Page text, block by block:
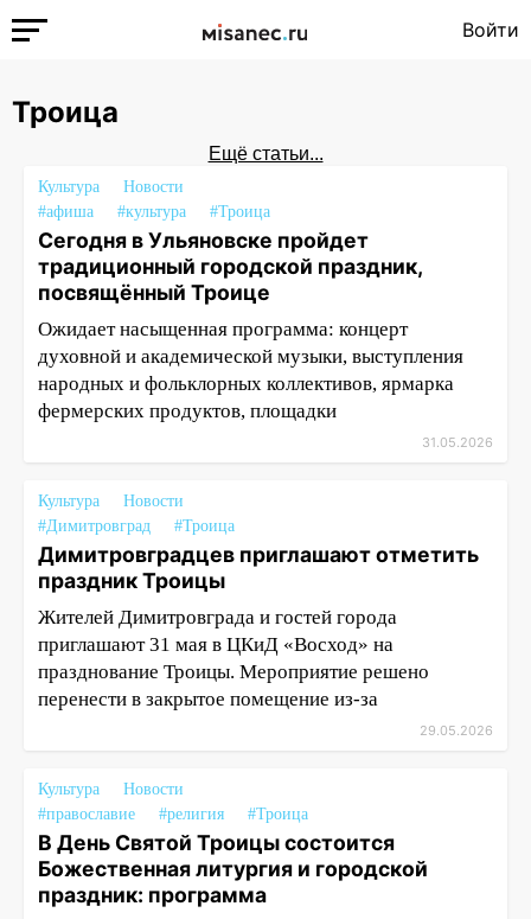
Войти
Троица
Ещё статьи...
Культура
Новости
#афиша
#культура #Троица
Сегодня в Ульяновске пройдет
традиционный городской праздник,
посвящённый Троице
Ожидает насыщенная программа: концерт
духовной и академической музыки, выступления
народных и фольклорных коллективов, ярмарка
фермерских продуктов, площадки
31.05.2026
Культура
Новости
#Димитровград
#Троица
Димитровградцев приглашают отметить
праздник Троицы
Жителей Димитровграда и гостей города
приглашают 31 мая в ЦКиД «Восход» на
празднование Троицы. Мероприятие решено
перенести в закрытое помещение из-за
29.05.2026
Культура
Новости
#православие
#религия #Троица
В День Святой Троицы состоится
Божественная литургия и городской
праздник: программа